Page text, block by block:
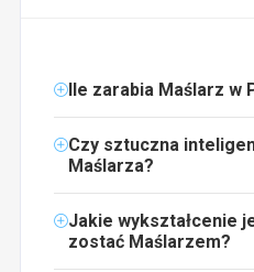
Ile zarabia Maślarz w
Czy sztuczna
Maślarza?
Jakie wykształcenie
zostać Maślarzem?